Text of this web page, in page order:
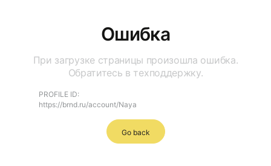
Ошибка
При загрузке страницы произошла ошибка.
Обратитесь в техподдержку.
PROFILE ID:
https://brnd.ru/account/Naya
Go back